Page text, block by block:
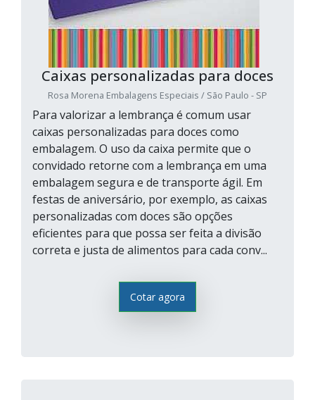
Caixas personalizadas para doces
Rosa Morena Embalagens Especiais / São Paulo - SP
Para valorizar a lembrança é comum usar
caixas personalizadas para doces como
embalagem. O uso da caixa permite que o
convidado retorne com a lembrança em uma
embalagem segura e de transporte ágil. Em
festas de aniversário, por exemplo, as caixas
personalizadas com doces são opções
eficientes para que possa ser feita a divisão
correta e justa de alimentos para cada conv...
Cotar agora